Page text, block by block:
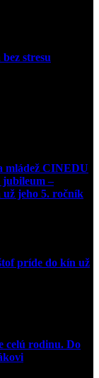
stresu
mládež CINEDU
jubileum –
už jeho 5. ročník
príde do kín už
celú rodinu. Do